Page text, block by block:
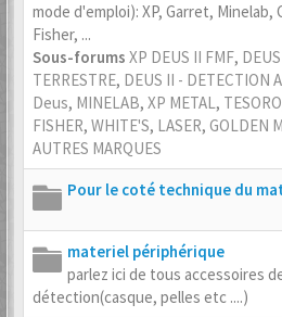
mode d'emploi): XP, Garret,
Fisher, ...
Sous-forums XP DEUS II FMF,
TERRESTRE, DEUS II - DETECTION
Deus, MINELAB, XP METAL, TESORO
FISHER, WHITE'S, LASER, GOLDEN
AUTRES MARQUES
Pour le coté technique du
materiel périphérique
parlez ici de tous accessoires
détection(casque, pelles etc ....)